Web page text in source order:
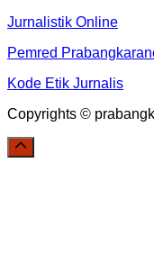
Jurnalistik Online
Pemred
Kode Etik Jurnalis
Copyrights ©